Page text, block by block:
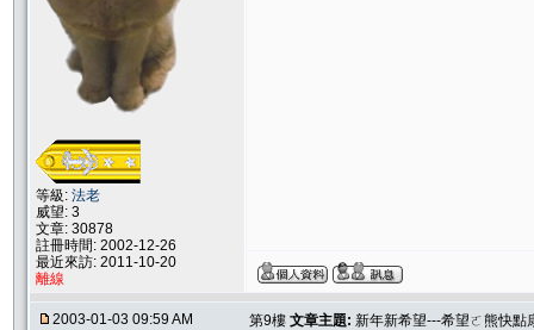
等級: 法老
威望: 3
文章: 30878
註冊時間: 2002-12-26
最近來訪: 2011-10-20
離線
2003-01-03 09:59 AM 第9樓 文章主題: 新年新希望---希望ㄛ熊快點